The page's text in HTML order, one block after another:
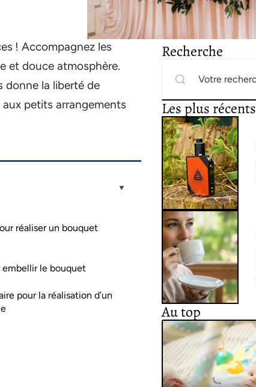
! Accompagnez les
et douce atmosphère.
donne la liberté de
petits arrangements
réaliser un bouquet
embellir le bouquet
pour la réalisation d’un
Recherche
Les plus récents
Au top